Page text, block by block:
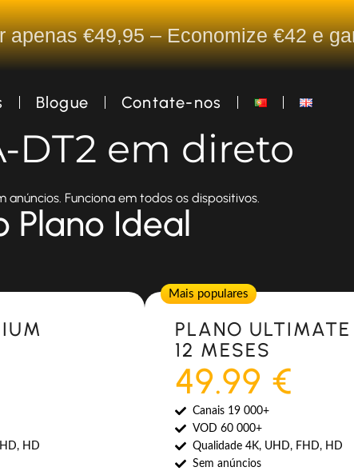
€49,95 – Economize €42 e
Blogue Contate-nos
DT2 em direto
anúncios. Funciona em todos os dispositivos.
Plano Ideal
HD
Mais populares
PLANO ULTIMATE
12 MESES
49.99 €
Canais 19 000+
VOD 60 000+
Qualidade 4K, UHD, FHD, HD
Sem anúncios